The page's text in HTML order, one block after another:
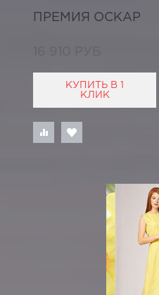
ПРЕМИЯ ОСКАР
16 910 РУБ
КУПИТЬ В 1
КЛИК